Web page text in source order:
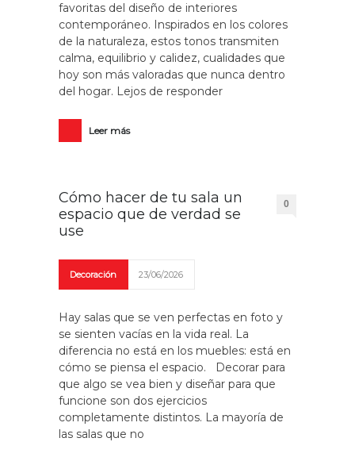
favoritas del diseño de interiores
contemporáneo. Inspirados en los colores
de la naturaleza, estos tonos transmiten
calma, equilibrio y calidez, cualidades que
hoy son más valoradas que nunca dentro
del hogar. Lejos de responder
Leer más
Cómo hacer de tu sala un
espacio que de verdad se
use
0
Decoración 23/06/2026
Hay salas que se ven perfectas en foto y
se sienten vacías en la vida real. La
diferencia no está en los muebles: está en
cómo se piensa el espacio. Decorar para
que algo se vea bien y diseñar para que
funcione son dos ejercicios
completamente distintos. La mayoría de
las salas que no